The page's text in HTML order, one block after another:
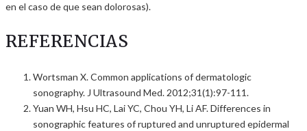
en el caso de que sean dolorosas).
REFERENCIAS
Wortsman X. Common applications of dermatologic
sonography. J Ultrasound Med. 2012;31(1):97-111.
Yuan WH, Hsu HC, Lai YC, Chou YH, Li AF. Differences in
sonographic features of ruptured and unruptured epidermal